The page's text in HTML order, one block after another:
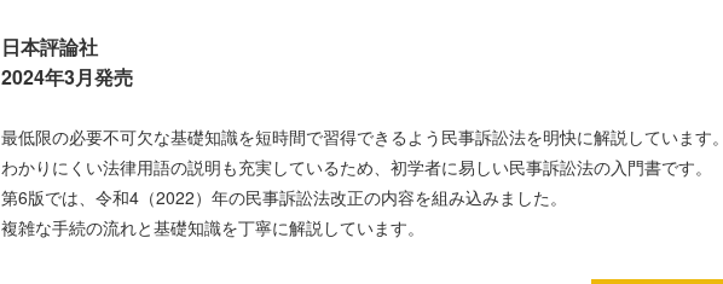
日本評論社
2024年3月発売
最低限の必要不可欠な基礎知識を短時間で習得できるよう民事訴訟法を明快に解説しています。
わかりにくい法律用語の説明も充実しているため、初学者に易しい民事訴訟法の入門書です。
第6版では、令和4（2022）年の民事訴訟法改正の内容を組み込みました。
複雑な手続の流れと基礎知識を丁寧に解説しています。